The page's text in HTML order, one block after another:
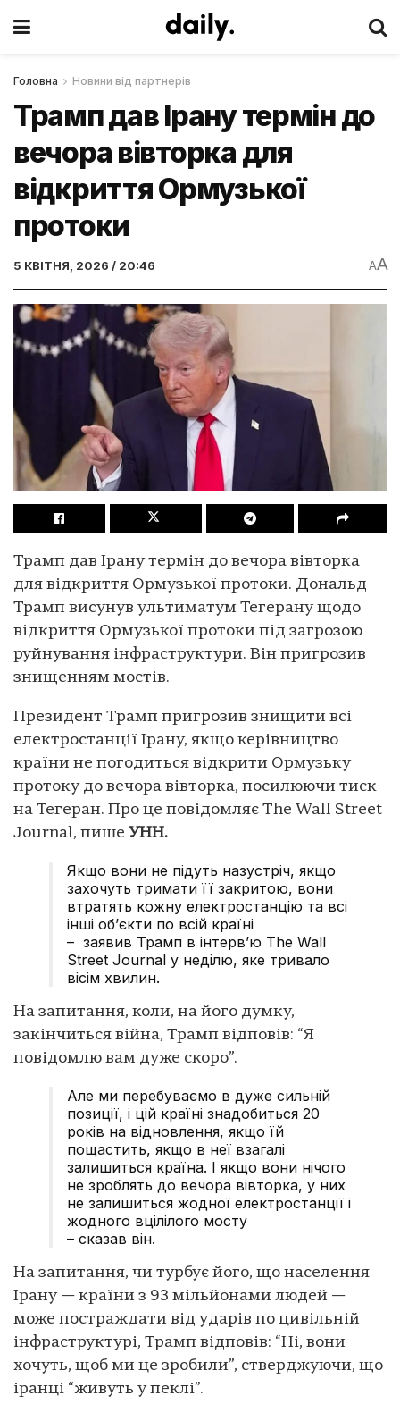
Головна Новини від партнерів
Трамп дав Ірану термін до
вечора вівторка для
відкриття Ормузької
протоки
5 КВІТНЯ, 2026 / 20:46 AA
Трамп дав Ірану термін до вечора вівторка
для відкриття Ормузької протоки. Дональд
Трамп висунув ультиматум Тегерану щодо
відкриття Ормузької протоки під загрозою
руйнування інфраструктури. Він пригрозив
знищенням мостів.
Президент Трамп пригрозив знищити всі
електростанції Ірану, якщо керівництво
країни не погодиться відкрити Ормузьку
протоку до вечора вівторка, посилюючи тиск
на Тегеран. Про це повідомляє The Wall Street
Journal, пише УНН.
Якщо вони не підуть назустріч, якщо
захочуть тримати її закритою, вони
втратять кожну електростанцію та всі
інші об’єкти по всій країні
– заявив Трамп в інтерв’ю The Wall
Street Journal у неділю, яке тривало
вісім хвилин.
На запитання, коли, на його думку,
закінчиться війна, Трамп відповів: “Я
повідомлю вам дуже скоро”.
Але ми перебуваємо в дуже сильній
позиції, і цій країні знадобиться 20
років на відновлення, якщо їй
пощастить, якщо в неї взагалі
залишиться країна. І якщо вони нічого
не зроблять до вечора вівторка, у них
не залишиться жодної електростанції і
жодного вцілілого мосту
– сказав він.
На запитання, чи турбує його, що населення
Ірану — країни з 93 мільйонами людей —
може постраждати від ударів по цивільній
інфраструктурі, Трамп відповів: “Ні, вони
хочуть, щоб ми це зробили”, стверджуючи, що
іранці “живуть у пеклі”.